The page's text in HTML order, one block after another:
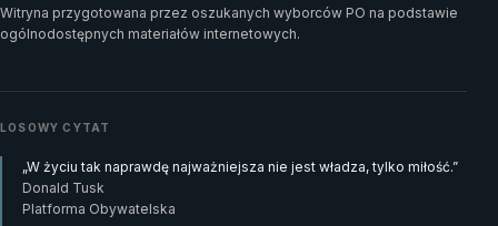
Witryna przygotowana przez oszukanych wyborców PO na podstawie
ogólnodostępnych materiałów internetowych.
LOSOWY CYTAT
„W życiu tak naprawdę najważniejsza nie jest władza, tylko miłość.”
Donald Tusk
Platforma Obywatelska